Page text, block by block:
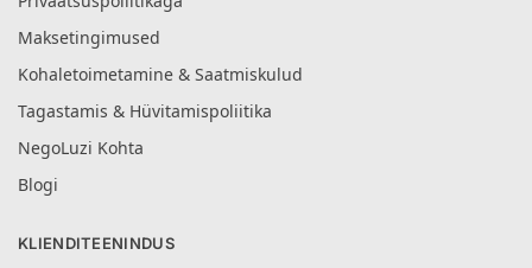
Maksetingimused
Kohaletoimetamine & Saatmiskulud
Tagastamis & Hüvitamispoliitika
NegoLuzi Kohta
Blogi
KLIENDITEENINDUS